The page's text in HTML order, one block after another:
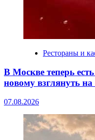
Рестораны и
В Москве теперь
новому взглянуть
07.08.2026